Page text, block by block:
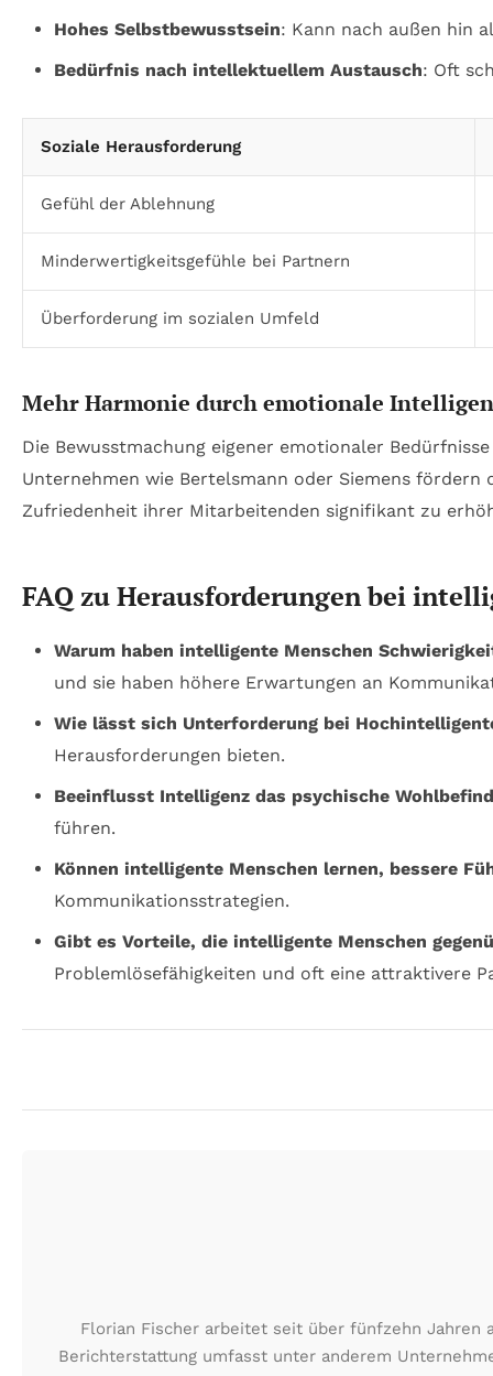
Hohes Selbstbewusstsein: Kann nach außen hin
Bedürfnis nach intellektuellem Austausch: Oft
Soziale Herausforderung
Gefühl der Ablehnung
Minderwertigkeitsgefühle bei Partnern
Überforderung im sozialen Umfeld
Mehr Harmonie durch emotionale
Die Bewusstmachung eigener emotionaler
Unternehmen wie Bertelsmann oder Siemens
Zufriedenheit ihrer Mitarbeitenden signifikant zu
FAQ zu Herausforderungen bei
Warum haben intelligente Menschen
und sie haben höhere Erwartungen an
Wie lässt sich Unterforderung bei
Herausforderungen bieten.
Beeinflusst Intelligenz das psychische
führen.
Können intelligente Menschen lernen, bessere
Kommunikationsstrategien.
Gibt es Vorteile, die intelligente Menschen
Problemlösefähigkeiten und oft eine attraktivere
Florian Fischer arbeitet seit über fünfzehn Jahren
Berichterstattung umfasst unter anderem